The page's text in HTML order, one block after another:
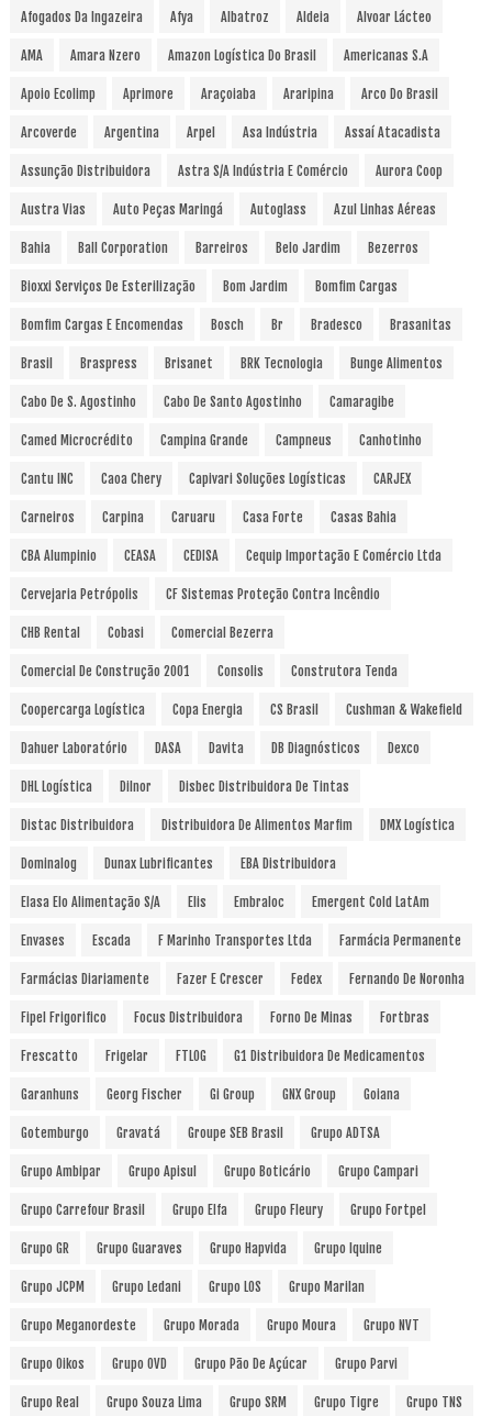
Afogados Da Ingazeira Afya Albatroz Aldeia Alvoar Lácteo
AMA Amara Nzero Amazon Logística Do Brasil Americanas S.A
Apoio Ecolimp Aprimore Araçoiaba Araripina Arco Do Brasil
Arcoverde Argentina Arpel Asa Indústria Assaí Atacadista
Assunção Distribuidora Astra S/A Indústria E Comércio Aurora Coop
Austra Vias Auto Peças Maringá Autoglass Azul Linhas Aéreas
Bahia Ball Corporation Barreiros Belo Jardim Bezerros
Bioxxi Serviços De Esterilização Bom Jardim Bomfim Cargas
Bomfim Cargas E Encomendas Bosch Br Bradesco Brasanitas
Brasil Braspress Brisanet BRK Tecnologia Bunge Alimentos
Cabo De S. Agostinho Cabo De Santo Agostinho Camaragibe
Camed Microcrédito Campina Grande Campneus Canhotinho
Cantu INC Caoa Chery Capivari Soluções Logísticas CARJEX
Carneiros Carpina Caruaru Casa Forte Casas Bahia
CBA Alumpinio CEASA CEDISA Cequip Importação E Comércio Ltda
Cervejaria Petrópolis CF Sistemas Proteção Contra Incêndio
CHB Rental Cobasi Comercial Bezerra
Comercial De Construção 2001 Consolis Construtora Tenda
Coopercarga Logística Copa Energia CS Brasil Cushman & Wakefield
Dahuer Laboratório DASA Davita DB Diagnósticos Dexco
DHL Logística Dilnor Disbec Distribuidora De Tintas
Distac Distribuidora Distribuidora De Alimentos Marfim DMX Logística
Dominalog Dunax Lubrificantes EBA Distribuidora
Elasa Elo Alimentação S/A Elis Embraloc Emergent Cold LatAm
Envases Escada F Marinho Transportes Ltda Farmácia Permanente
Farmácias Diariamente Fazer E Crescer Fedex Fernando De Noronha
Fipel Frigorifico Focus Distribuidora Forno De Minas Fortbras
Frescatto Frigelar FTLOG G1 Distribuidora De Medicamentos
Garanhuns Georg Fischer Gi Group GNX Group Goiana
Gotemburgo Gravatá Groupe SEB Brasil Grupo ADTSA
Grupo Ambipar Grupo Apisul Grupo Boticário Grupo Campari
Grupo Carrefour Brasil Grupo Elfa Grupo Fleury Grupo Fortpel
Grupo GR Grupo Guaraves Grupo Hapvida Grupo Iquine
Grupo JCPM Grupo Ledani Grupo LOS Grupo Marilan
Grupo Meganordeste Grupo Morada Grupo Moura Grupo NVT
Grupo Oikos Grupo OVD Grupo Pão De Açúcar Grupo Parvi
Grupo Real Grupo Souza Lima Grupo SRM Grupo Tigre Grupo TNS